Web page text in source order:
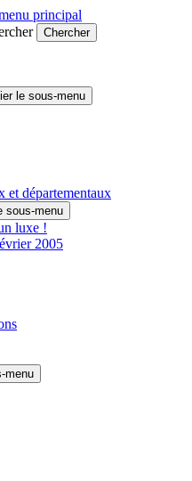
principal
le sous-menu
et départementaux
sous-menu
luxe !
2005
menu